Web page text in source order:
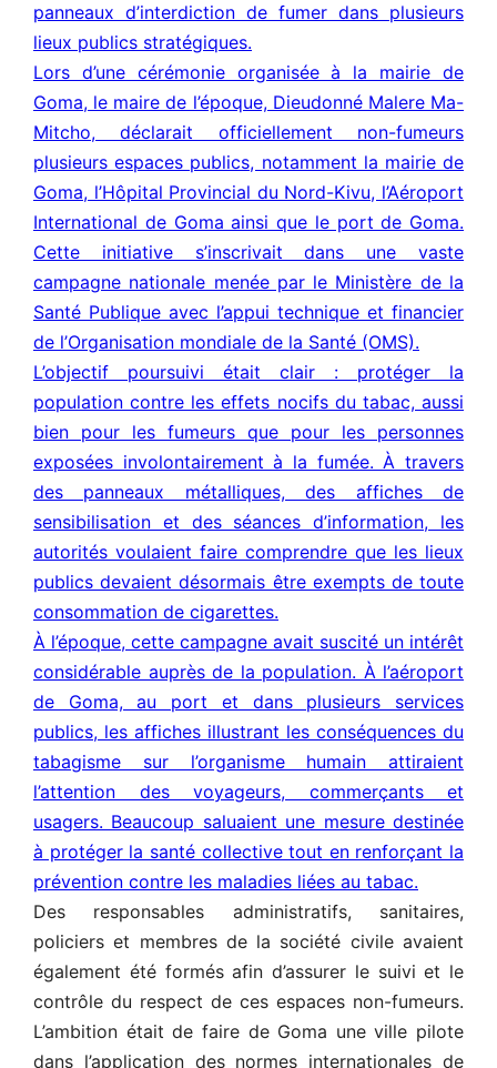
panneaux d’interdiction de fumer dans plusieurs
lieux publics stratégiques.
Lors d’une cérémonie organisée à la mairie de
Goma, le maire de l’époque, Dieudonné Malere Ma-
Mitcho, déclarait officiellement non-fumeurs
plusieurs espaces publics, notamment la mairie de
Goma, l’Hôpital Provincial du Nord-Kivu, l’Aéroport
International de Goma ainsi que le port de Goma.
Cette initiative s’inscrivait dans une vaste
campagne nationale menée par le Ministère de la
Santé Publique avec l’appui technique et financier
de l’Organisation mondiale de la Santé (OMS).
L’objectif poursuivi était clair : protéger la
population contre les effets nocifs du tabac, aussi
bien pour les fumeurs que pour les personnes
exposées involontairement à la fumée. À travers
des panneaux métalliques, des affiches de
sensibilisation et des séances d’information, les
autorités voulaient faire comprendre que les lieux
publics devaient désormais être exempts de toute
consommation de cigarettes.
À l’époque, cette campagne avait suscité un intérêt
considérable auprès de la population. À l’aéroport
de Goma, au port et dans plusieurs services
publics, les affiches illustrant les conséquences du
tabagisme sur l’organisme humain attiraient
l’attention des voyageurs, commerçants et
usagers. Beaucoup saluaient une mesure destinée
à protéger la santé collective tout en renforçant la
prévention contre les maladies liées au tabac.
Des responsables administratifs, sanitaires,
policiers et membres de la société civile avaient
également été formés afin d’assurer le suivi et le
contrôle du respect de ces espaces non-fumeurs.
L’ambition était de faire de Goma une ville pilote
dans l’application des normes internationales de